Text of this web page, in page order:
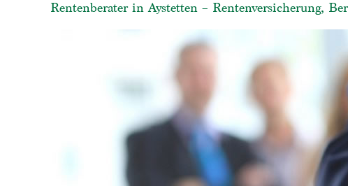
Rentenberater in Aystetten – Rentenversicherung,